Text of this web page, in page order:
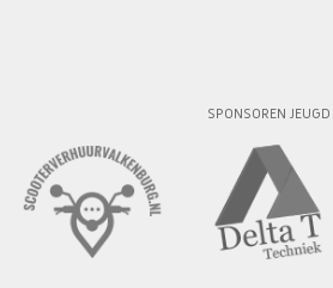
SPONSOREN JEUGD